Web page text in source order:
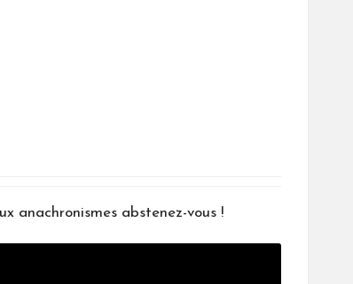
anachronismes abstenez-vous !